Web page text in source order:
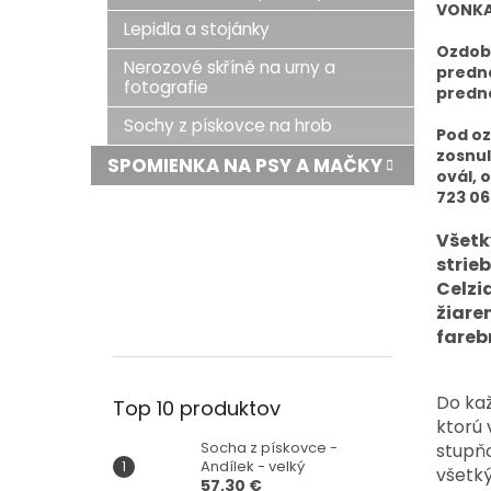
Lepidla a stojánky
Nerozové skříně na urny a
fotografie
Sochy z pískovce na hrob
SPOMIENKA NA PSY A MAČKY
Top 10 produktov
Socha z pískovce -
Andílek - velký
57,30 €
Pod
ovál,
723
Do
ktorú